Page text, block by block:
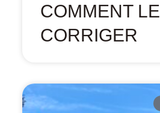
COMMENT LE
CORRIGER